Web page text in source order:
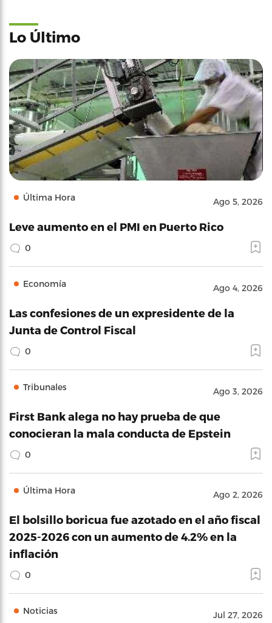
Lo Último
Última Hora Ago 5, 2026
Leve aumento en el PMI en Puerto Rico
0
Economía Ago 4, 2026
Las confesiones de un expresidente de la
Junta de Control Fiscal
0
Tribunales Ago 3, 2026
First Bank alega no hay prueba de que
conocieran la mala conducta de Epstein
0
Última Hora Ago 2, 2026
El bolsillo boricua fue azotado en el año fiscal
2025-2026 con un aumento de 4.2% en la
inflación
0
Noticias Jul 27, 2026